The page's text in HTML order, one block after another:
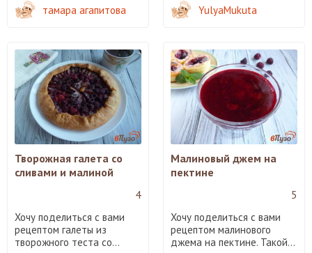
тамара агапитова YulyaMukuta
Творожная галета со
сливами и малиной
4
Хочу поделиться с вами
рецептом галеты из
творожного теста со...
Малиновый джем на
пектине
5
Хочу поделиться с вами
рецептом малинового
джема на пектине. Такой...